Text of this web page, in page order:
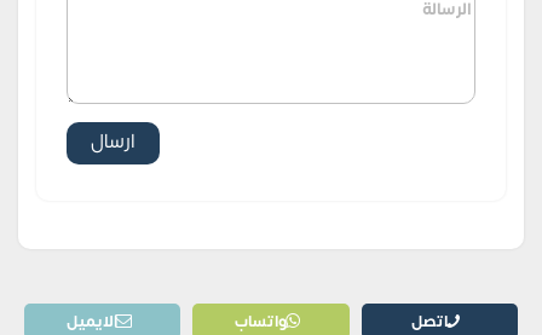
اتصل واتساب الايميل